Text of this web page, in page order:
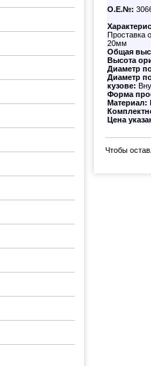
О.Е.№:
Проставка
20мм
Общая
Высота
Диаметр
Диаметр
кузове:
Форма
Материал:
Цена
Чтобы